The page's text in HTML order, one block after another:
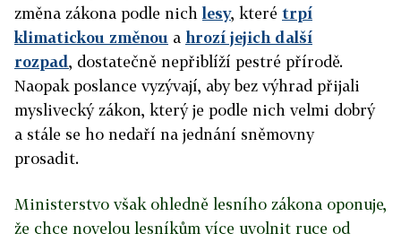
změna zákona podle nich lesy, které trpí
klimatickou změnou a hrozí jejich další
rozpad, dostatečně nepřiblíží pestré přírodě.
Naopak poslance vyzývají, aby bez výhrad přijali
myslivecký zákon, který je podle nich velmi dobrý
a stále se ho nedaří na jednání sněmovny
prosadit.
Ministerstvo však ohledně lesního zákona oponuje,
že chce novelou lesníkům více uvolnit ruce od